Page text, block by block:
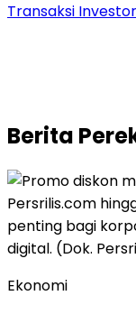
Transaksi Investor
Berita
Ekonomi